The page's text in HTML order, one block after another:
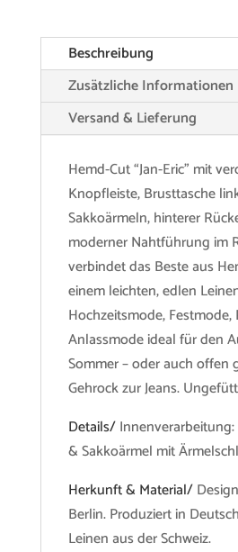
Beschreibung
Zusätzliche Informationen
Versand & Lieferung
Hemd-Cut “Jan-Eric” mit
Knopfleiste, Brusttasche
Sakkoärmeln, hinterer
moderner Nahtführung im
verbindet das Beste aus
einem leichten, edlen
Hochzeitsmode,
Anlassmode ideal für den
Sommer – oder auch offen
Gehrock zur Jeans.
Details/
& Sakkoärmel mit
Herkunft & Material/
Berlin. Produziert in
Leinen aus der Schweiz.